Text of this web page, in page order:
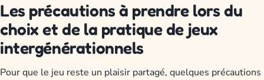
Les précautions à prendre lors du
choix et de la pratique de jeux
intergénérationnels
Pour que le jeu reste un plaisir partagé, quelques précautions